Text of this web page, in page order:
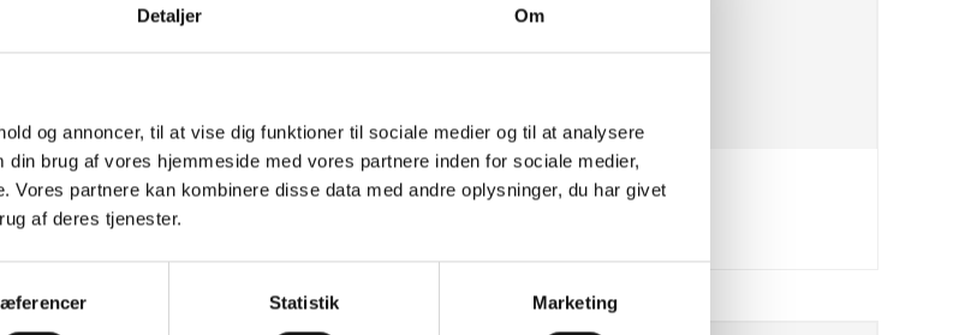
Detaljer Om
og annoncer, til at vise dig funktioner til sociale medier og til at analysere
brug af vores hjemmeside med vores partnere inden for sociale medier,
Vores partnere kan kombinere disse data med andre oplysninger, du har givet
af deres tjenester.
Statistik Marketing